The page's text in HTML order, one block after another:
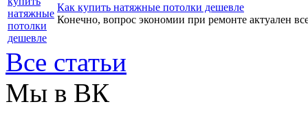
Как купить натяжные потолки дешевле
Конечно, вопрос экономии при ремонте актуален
Все статьи
Мы в ВК